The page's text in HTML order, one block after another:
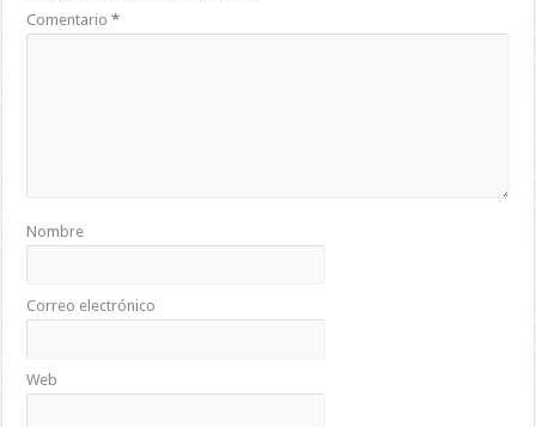
Comentario*
Nombre
Correo electrónico
Web